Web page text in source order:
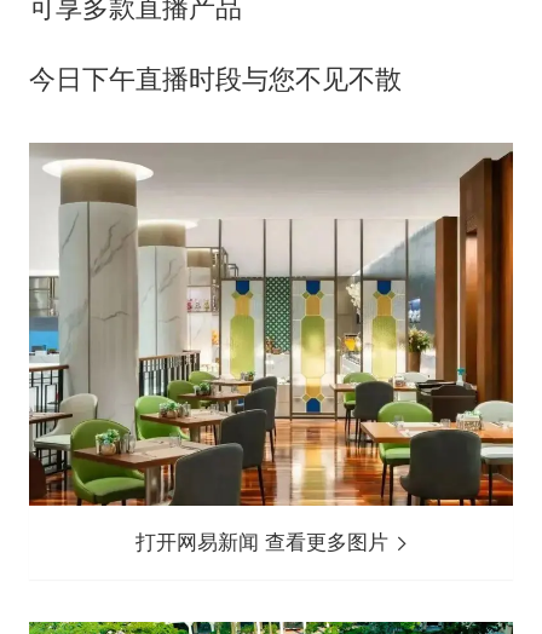
可享多款直播产品
今日下午直播时段与您不见不散
打开网易新闻 查看更多图片